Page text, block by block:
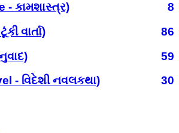
- કામશાસ્ત્ર)
8
વાર્તા)
86
59
- વિદેશી નવલકથા)
30